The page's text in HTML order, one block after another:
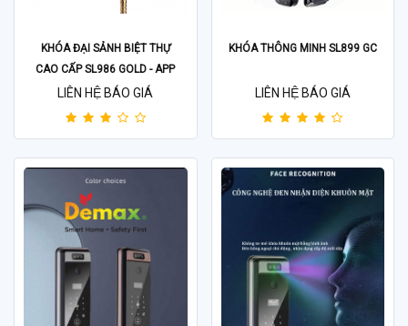
KHÓA ĐẠI SẢNH BIỆT THỰ
CAO CẤP SL986 GOLD - APP
WIFI
LIÊN HỆ BÁO GIÁ
KHÓA THÔNG MINH SL899 GC
LIÊN HỆ BÁO GIÁ